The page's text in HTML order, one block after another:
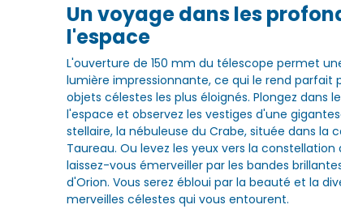
Un voyage dans les
l'espace
L'ouverture de 150 mm du télescope permet
lumière impressionnante, ce qui le rend parfait
objets célestes les plus éloignés. Plongez dans
l'espace et observez les vestiges d'une
stellaire, la nébuleuse du Crabe, située dans la
Taureau. Ou levez les yeux vers la constellation
laissez-vous émerveiller par les bandes
d'Orion. Vous serez ébloui par la beauté et la
merveilles célestes qui vous entourent.